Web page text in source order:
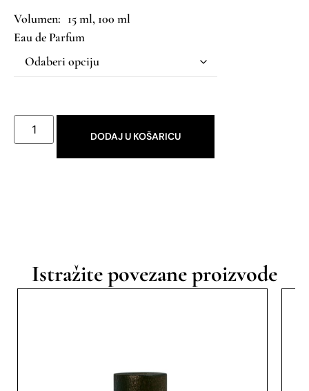
15 ml, 100 ml
Eau de Parfum
DODAJ U KOŠARICU
Istražite povezane proizvode